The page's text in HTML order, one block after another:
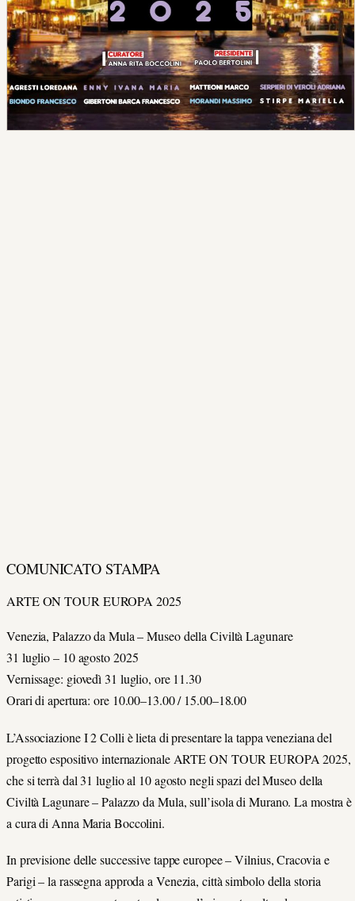
COMUNICATO STAMPA
ARTE ON TOUR EUROPA 2025
Venezia, Palazzo da Mula – Museo della Civiltà Lagunare
31 luglio – 10 agosto 2025
Vernissage: giovedì 31 luglio, ore 11.30
Orari di apertura: ore 10.00–13.00 / 15.00–18.00
L’AssociazioneI 2 Colli è lieta di presentare la tappa veneziana del
progetto espositivo internazionale ARTE ON TOUR EUROPA 2025,
che si terrà dal31 luglio al 10 agostonegli spazi delMuseo della
Civiltà Lagunare – Palazzo da Mula, sull’isola diMurano. La mostra è
a cura di Anna Maria Boccolini.
In previsione delle successive tappe europee –Vilnius, Cracovia e
Parigi–la rassegna approda a Venezia, città simbolo della storia